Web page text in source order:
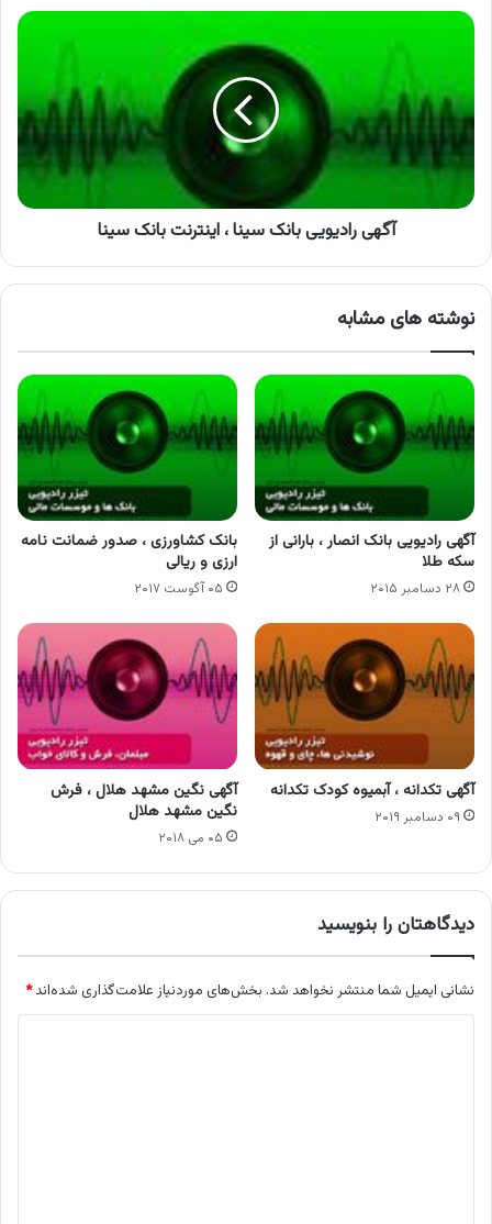
آگهی
سینا
،
اینترنت
بانک
آگهی رادیویی بانک سینا ، اینترنت بانک سینا
نوشته های مشابه
آگهی رادیویی بانک انصار ، بارانی از
سکه طلا
۲۸ دسامبر ۲۰۱۵
بانک کشاورزی ، صدور ضمانت نامه
ارزی و ریالی
۰۵ آگوست ۲۰۱۷
آگهی تکدانه ، آبمیوه کودک تکدانه
۰۹ دسامبر ۲۰۱۹
آگهی نگین مشهد هلال ، فرش
نگین مشهد هلال
۰۵ می ۲۰۱۸
دیدگاهتان را بنویسید
نشانی ایمیل شما منتشر نخواهد شد. بخش‌های موردنیاز علامت‌گذاری شده‌اند*